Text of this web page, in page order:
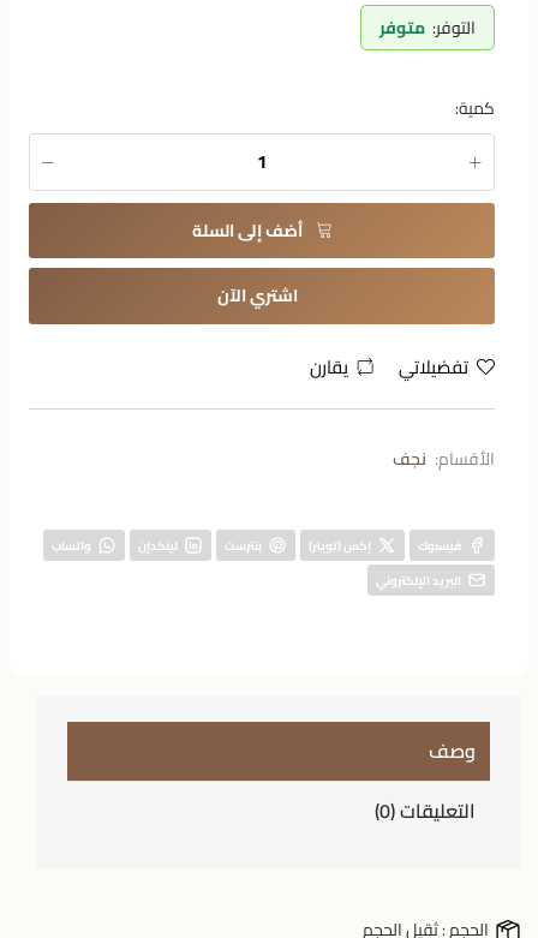
التوفر: متوفر
كمية:
أضف إلى السلة
اشتري الآن
تفضيلاتي يقارن
الأقسام: نجف
فيسبوك إكس (تويتر) بنترست لينكدإن
واتساب
البريد الإلكتروني
وصف
التعليقات (0)
الحجم :ثقيل الحجم